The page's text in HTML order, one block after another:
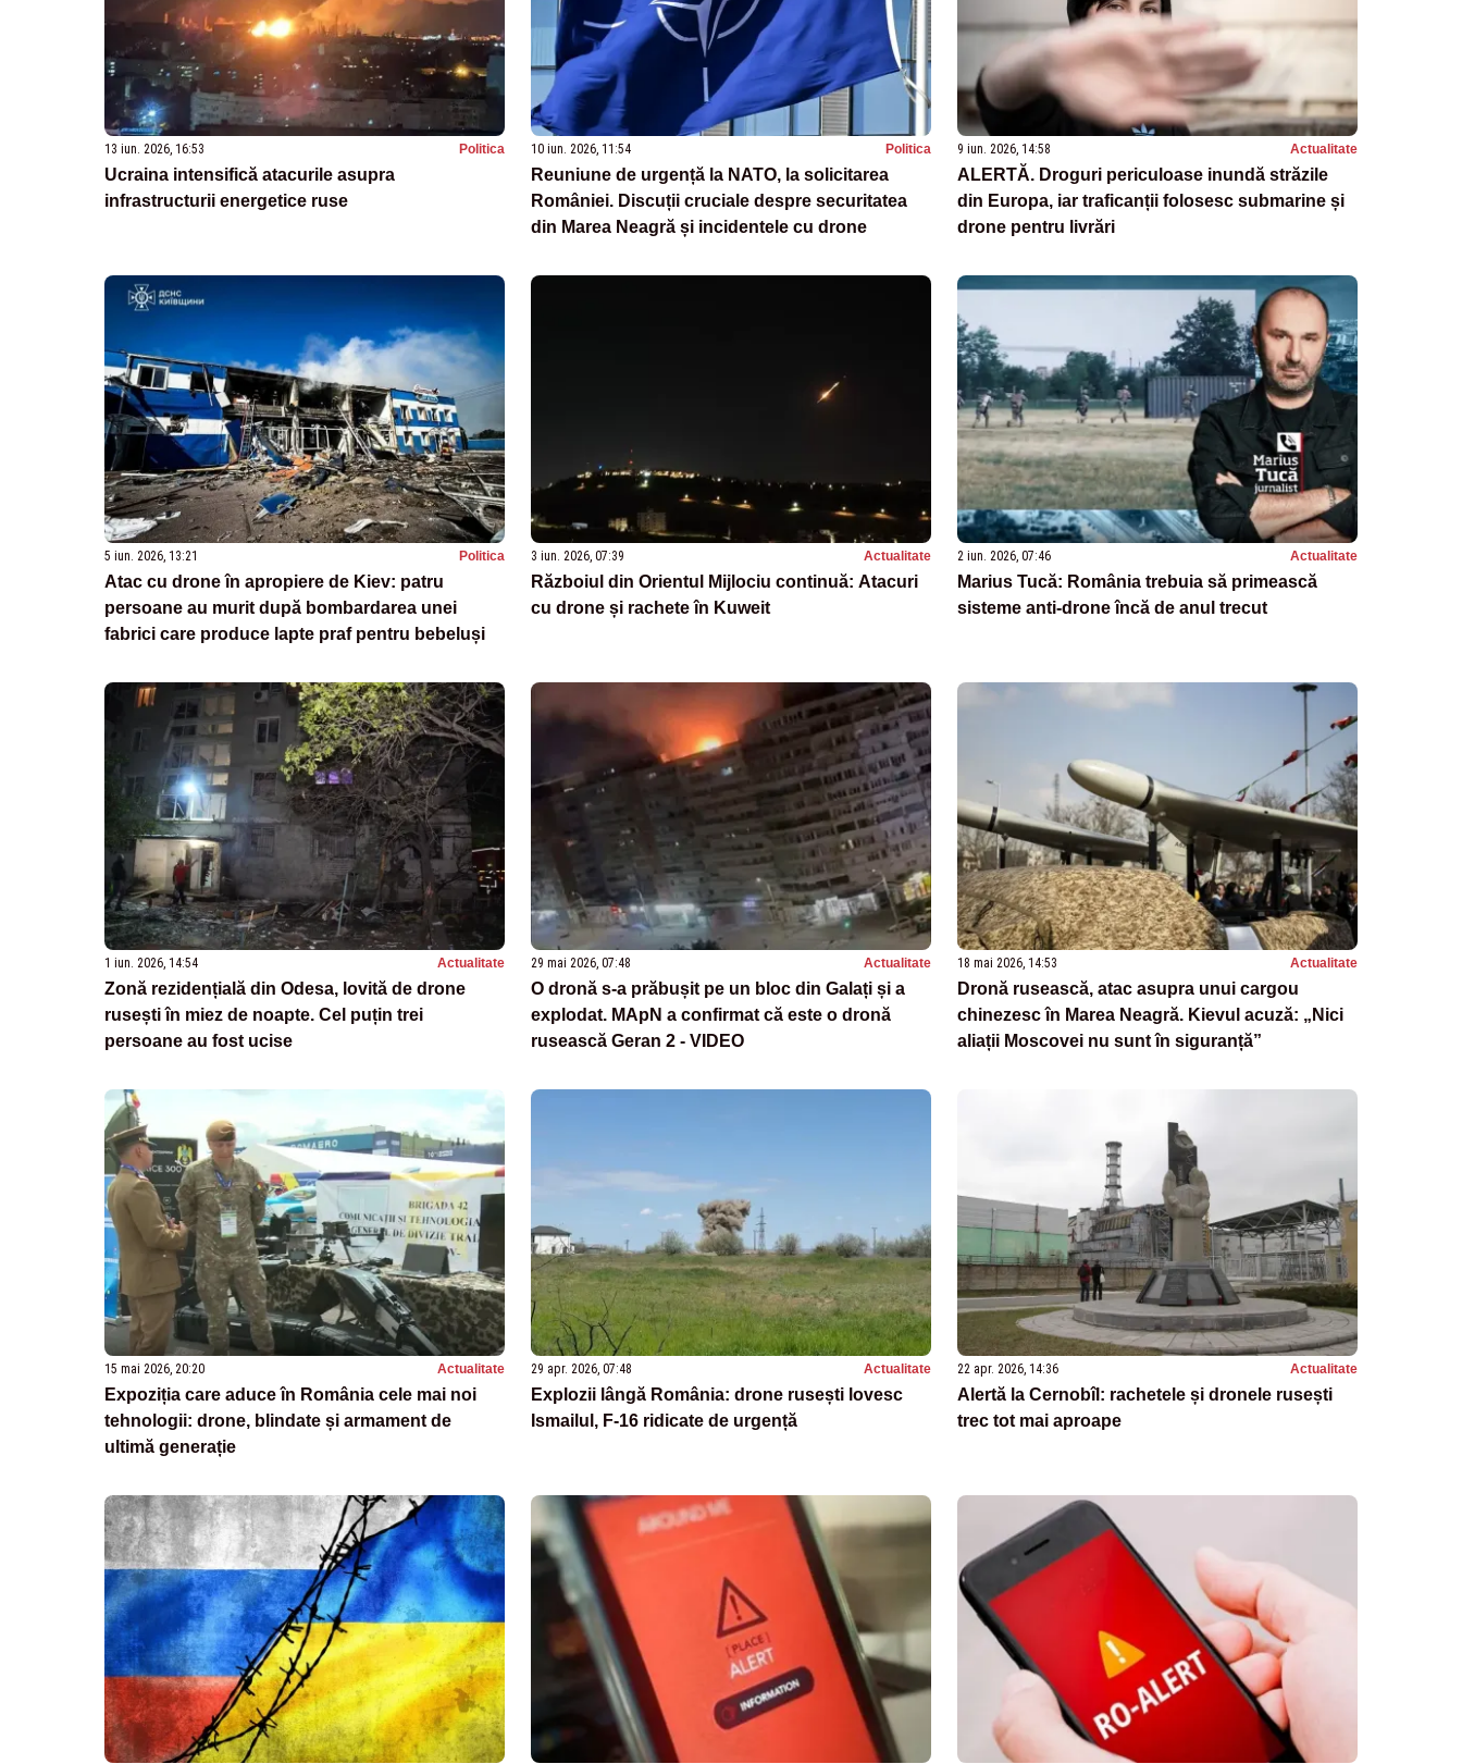
13 iun. 2026, 16:53 Politica
Ucraina intensifică atacurile asupra
infrastructurii energetice ruse
10 iun. 2026, 11:54 Politica
Reuniune de urgență la NATO, la solicitarea
României. Discuții cruciale despre securitatea
din Marea Neagră și incidentele cu drone
9 iun. 2026, 14:58 Actualitate
ALERTĂ. Droguri periculoase inundă străzile
din Europa, iar traficanții folosesc submarine și
drone pentru livrări
5 iun. 2026, 13:21 Politica
Atac cu drone în apropiere de Kiev: patru
persoane au murit după bombardarea unei
fabrici care produce lapte praf pentru bebeluși
3 iun. 2026, 07:39 Actualitate
Războiul din Orientul Mijlociu continuă: Atacuri
cu drone și rachete în Kuweit
2 iun. 2026, 07:46 Actualitate
Marius Tucă: România trebuia să primească
sisteme anti-drone încă de anul trecut
1 iun. 2026, 14:54 Actualitate
Zonă rezidențială din Odesa, lovită de drone
rusești în miez de noapte. Cel puțin trei
persoane au fost ucise
29 mai 2026, 07:48 Actualitate
O dronă s-a prăbușit pe un bloc din Galați și a
explodat. MApN a confirmat că este o dronă
rusească Geran 2 - VIDEO
18 mai 2026, 14:53 Actualitate
Dronă rusească, atac asupra unui cargou
chinezesc în Marea Neagră. Kievul acuză: „Nici
aliații Moscovei nu sunt în siguranță”
15 mai 2026, 20:20 Actualitate
Expoziția care aduce în România cele mai noi
tehnologii: drone, blindate și armament de
ultimă generație
29 apr. 2026, 07:48 Actualitate
Explozii lângă România: drone rusești lovesc
Ismailul, F-16 ridicate de urgență
22 apr. 2026, 14:36 Actualitate
Alertă la Cernobîl: rachetele și dronele rusești
trec tot mai aproape